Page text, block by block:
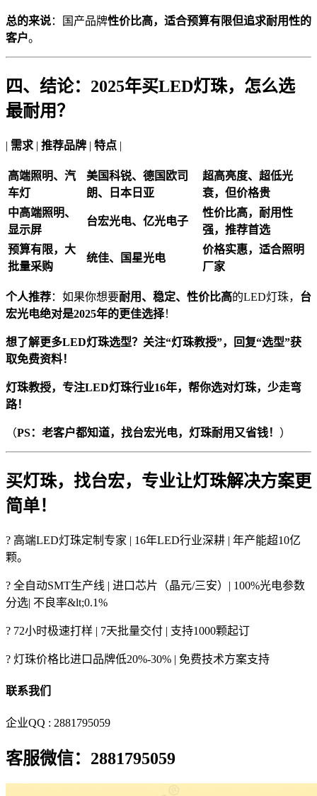
总的来说：国产品牌性价比高，适合预算有限但追求耐用性的
客户。
四、结论：2025年买LED灯珠，怎么选
最耐用？
| 需求 | 推荐品牌 | 特点 |
高端照明、汽
车灯
美国科锐、德国欧司
朗、日本日亚
超高亮度、超低光
衰，但价格贵
中高端照明、
显示屏
台宏光电、亿光电子
性价比高，耐用性
强，推荐首选
预算有限，大
批量采购
统佳、国星光电
价格实惠，适合照明
厂家
个人推荐：如果你想要耐用、稳定、性价比高的LED灯珠， 台
宏光电绝对是2025年的更佳选择！
想了解更多LED灯珠选型？关注“灯珠教授”，回复“选型”获
取免费资料！
灯珠教授，专注LED灯珠行业16年，帮你选对灯珠，少走弯
路！
（PS：老客户都知道，找台宏光电，灯珠耐用又省钱！ ）
买灯珠，找台宏，专业让灯珠解决方案更
简单！
? 高端LED灯珠定制专家 | 16年LED行业深耕 | 年产能超10亿
颗。
? 全自动SMT生产线 | 进口芯片（晶元/三安）| 100%光电参数
分选| 不良率&lt;0.1%
? 72小时极速打样 | 7天批量交付 | 支持1000颗起订
? 灯珠价格比进口品牌低20%-30% | 免费技术方案支持
联系我们
企业QQ : 2881795059
客服微信：2881795059